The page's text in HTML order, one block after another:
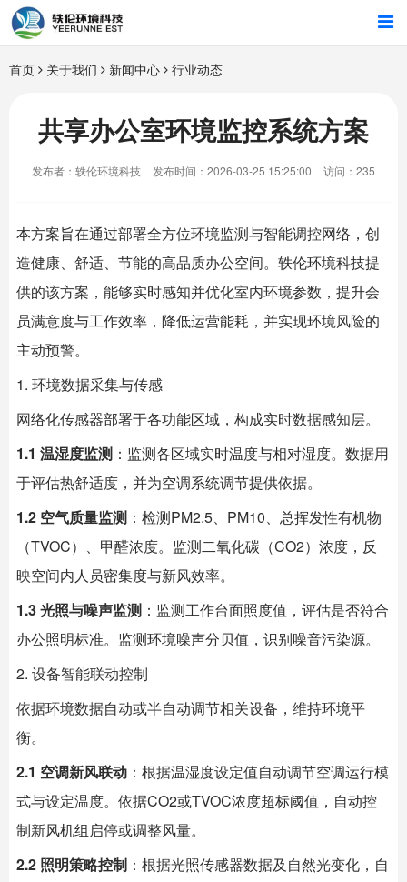
首页
行业解决方案
智能硬件
关于我们
首页 关于我们 新闻中心 行业动态
共享办公室环境监控系统方案
发布者：轶伦环境科技 发布时间：2026-03-25 15:25:00 访问：235
本方案旨在通过部署全方位环境监测与智能调控网络，创
造健康、舒适、节能的高品质办公空间。 轶伦环境科技提
供的该方案，能够实时感知并优化室内环境参数，提升会
员满意度与工作效率，降低运营能耗，并实现环境风险的
主动预警。
1. 环境数据采集与传感
网络化传感器部署于各功能区域，构成实时数据感知层。
1.1 温湿度监测 ：监测各区域实时温度与相对湿度。数据用
于评估热舒适度，并为空调系统调节提供依据。
1.2 空气质量监测 ：检测PM2.5、PM10、总挥发性有机物
（TVOC）、甲醛浓度。监测二氧化碳（CO2）浓度，反
映空间内人员密集度与新风效率。
1.3 光照与噪声监测 ：监测工作台面照度值，评估是否符合
办公照明标准。监测环境噪声分贝值，识别噪音污染源。
2. 设备智能联动控制
依据环境数据自动或半自动调节相关设备，维持环境平
衡。
2.1 空调新风联动 ：根据温湿度设定值自动调节空调运行模
式与设定温度。依据CO2或TVOC浓度超标阈值，自动控
制新风机组启停或调整风量。
2.2 照明策略控制 ：根据光照传感器数据及自然光变化，自